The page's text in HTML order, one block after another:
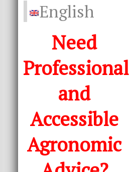
English
Need
Professional
and
Accessible
Agronomic